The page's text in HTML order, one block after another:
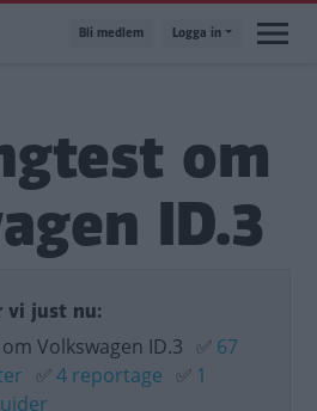
Bli medlem Logga in
om
ID.3
vi just nu:
Volkswagen ID.3 ✅ 67
✅4 reportage ✅ 1